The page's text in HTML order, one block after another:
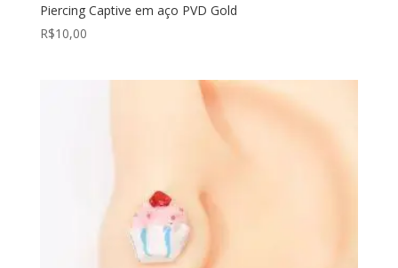
Piercing Captive em aço PVD Gold
R$10,00